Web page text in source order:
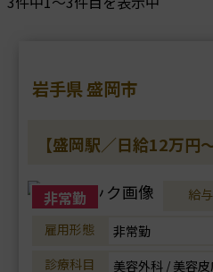
岩手県 盛岡市
【盛岡駅／日給12万
非常勤 給与
雇用形態
非常勤
診療科目
美容外科 / 美容